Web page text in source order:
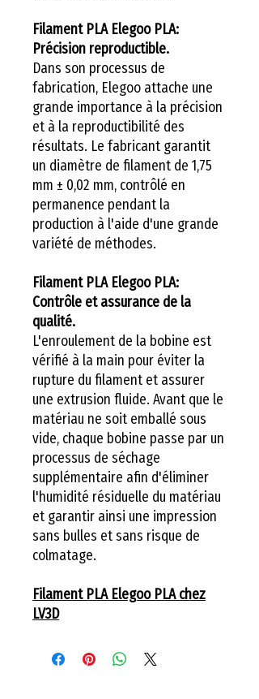
Filament PLA Elegoo PLA:
Précision reproductible.
Dans son processus de
fabrication, Elegoo attache une
grande importance à la précision
et à la reproductibilité des
résultats. Le fabricant garantit
un diamètre de filament de 1,75
mm ± 0,02 mm, contrôlé en
permanence pendant la
production à l'aide d'une grande
variété de méthodes.
Filament PLA Elegoo PLA:
Contrôle et assurance de la
qualité.
L'enroulement de la bobine est
vérifié à la main pour éviter la
rupture du filament et assurer
une extrusion fluide. Avant que le
matériau ne soit emballé sous
vide, chaque bobine passe par un
processus de séchage
supplémentaire afin d'éliminer
l'humidité résiduelle du matériau
et garantir ainsi une impression
sans bulles et sans risque de
colmatage.
Filament PLA Elegoo PLA chez
LV3D